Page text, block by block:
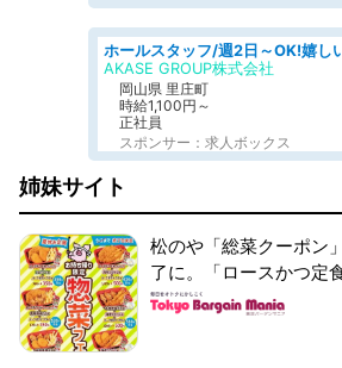
AKASE GROUP株式会社
岡山県 里庄町
時給1,100円～
正社員
スポンサー：求人ボックス
姉妹サイト
松のや「総菜クーポン
了に。「ロースかつ定